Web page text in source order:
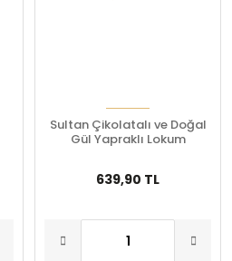
Sultan Çikolatalı ve Doğal
Gül Yapraklı Lokum
639,90 TL